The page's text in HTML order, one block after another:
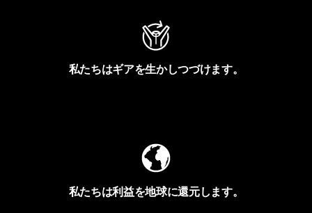
私たちはギアを生かしつづけます。
私たちは利益を地球に還元します。